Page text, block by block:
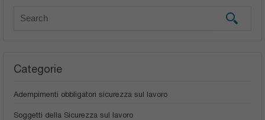
Categorie
Adempimenti obbligatori sicurezza sul lavoro
Soggetti della Sicurezza sul lavoro